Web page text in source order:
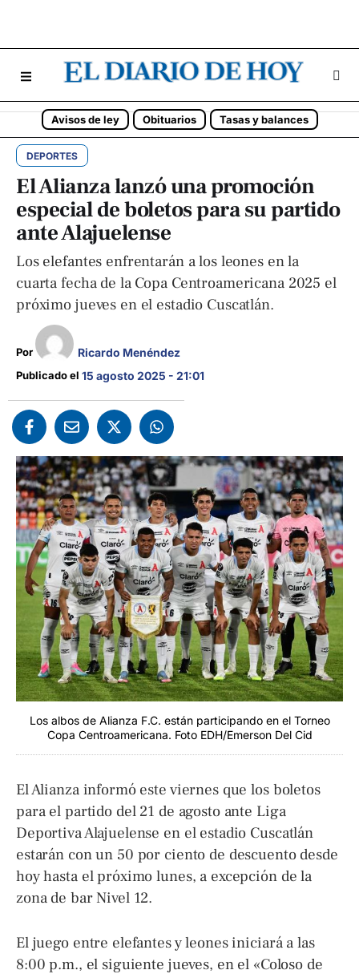
Avisos de ley Obituarios Tasas y balances
DEPORTES
El Alianza lanzó una promoción
especial de boletos para su partido
ante Alajuelense
Los elefantes enfrentarán a los leones en la
cuarta fecha de la Copa Centroamericana 2025 el
próximo jueves en el estadio Cuscatlán.
Por Ricardo Menéndez
Publicado el 15 agosto 2025 - 21:01
Los albos de Alianza F.C. están participando en el Torneo
Copa Centroamericana. Foto EDH/Emerson Del Cid
El Alianza informó este viernes que los boletos
para el partido del 21 de agosto ante Liga
Deportiva Alajuelense en el estadio Cuscatlán
estarán con un 50 por ciento de descuento desde
hoy hasta el próximo lunes, a excepción de la
zona de bar Nivel 12.
El juego entre elefantes y leones iniciará a las
8:00 p.m., el siguiente jueves, en el «Coloso de